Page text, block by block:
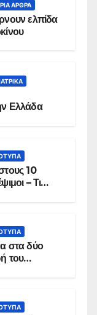
ΑΡΘΡΑ
ελπίδα
Ελλάδα
10
– Τι
στα δύο
του